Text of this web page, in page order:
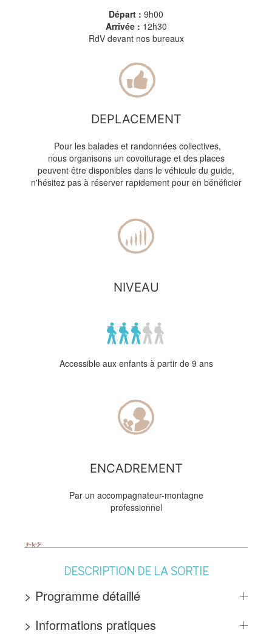
Départ : 9h00
Arrivée : 12h30
RdV devant nos bureaux
DEPLACEMENT
Pour les balades et randonnées collectives,
nous organisons un covoiturage et des places
peuvent être disponibles dans le véhicule du guide,
n'hésitez pas à réserver rapidement pour en bénéficier
NIVEAU
Accessible aux enfants à partir de 9 ans
ENCADREMENT
Par un accompagnateur-montagne
professionnel
DESCRIPTION DE LA SORTIE
> Programme détaillé
> Informations pratiques